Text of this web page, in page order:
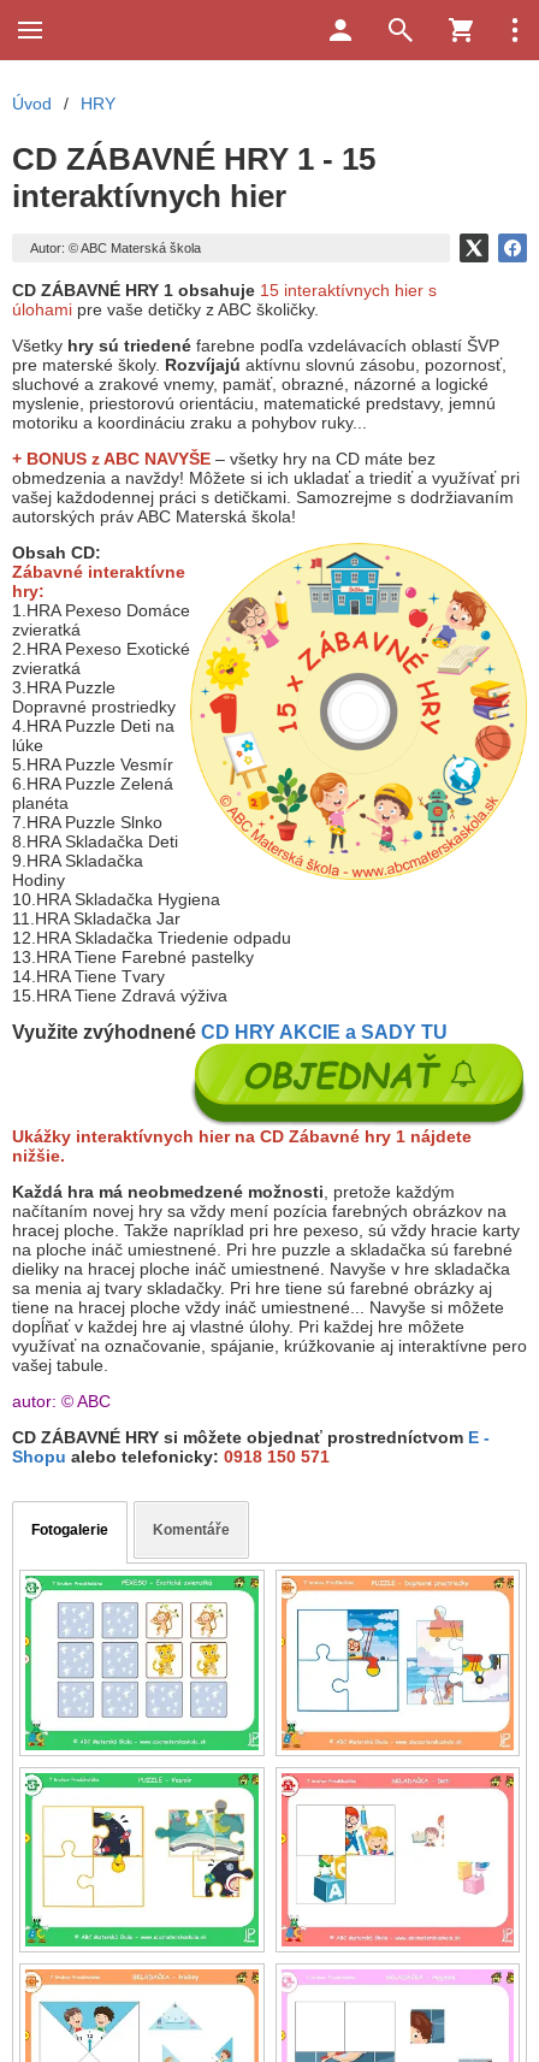
Úvod / HRY
CD ZÁBAVNÉ HRY 1 - 15
interaktívnych hier
Autor: © ABC Materská škola
CD ZÁBAVNÉ HRY 1 obsahuje 15 interaktívnych hier s
úlohami pre vaše detičky z ABC školičky.
Všetky hry sú triedené farebne podľa vzdelávacích oblastí ŠVP
pre materské školy. Rozvíjajú aktívnu slovnú zásobu, pozornosť,
sluchové a zrakové vnemy, pamäť, obrazné, názorné a logické
myslenie, priestorovú orientáciu, matematické predstavy, jemnú
motoriku a koordináciu zraku a pohybov ruky...
+ BONUS z ABC NAVYŠE – všetky hry na CD máte bez
obmedzenia a navždy! Môžete si ich ukladať a triediť a využívať pri
vašej každodennej práci s detičkami. Samozrejme s dodržiavaním
autorských práv ABC Materská škola!
Obsah CD:
Zábavné interaktívne
hry:
1.HRA Pexeso Domáce
zvieratká
2.HRA Pexeso Exotické
zvieratká
3.HRA Puzzle
Dopravné prostriedky
4.HRA Puzzle Deti na
lúke
5.HRA Puzzle Vesmír
6.HRA Puzzle Zelená
planéta
7.HRA Puzzle Slnko
8.HRA Skladačka Deti
9.HRA Skladačka
Hodiny
10.HRA Skladačka Hygiena
11.HRA Skladačka Jar
12.HRA Skladačka Triedenie odpadu
13.HRA Tiene Farebné pastelky
14.HRA Tiene Tvary
15.HRA Tiene Zdravá výživa
Využite zvýhodnené CD HRY AKCIE a SADY TU
Ukážky interaktívnych hier na CD Zábavné hry 1 nájdete
nižšie.
Každá hra má neobmedzené možnosti , pretože každým
načítaním novej hry sa vždy mení pozícia farebných obrázkov na
hracej ploche. Takže napríklad pri hre pexeso, sú vždy hracie karty
na ploche ináč umiestnené. Pri hre puzzle a skladačka sú farebné
dieliky na hracej ploche ináč umiestnené. Navyše v hre skladačka
sa menia aj tvary skladačky. Pri hre tiene sú farebné obrázky aj
tiene na hracej ploche vždy ináč umiestnené... Navyše si môžete
dopĺňať v každej hre aj vlastné úlohy. Pri každej hre môžete
využívať na označovanie, spájanie, krúžkovanie aj interaktívne pero
vašej tabule.
autor: © ABC
CD ZÁBAVNÉ HRY si môžete objednať prostredníctvom E -
Shopu alebo telefonicky: 0918 150 571
Fotogalerie Komentáře